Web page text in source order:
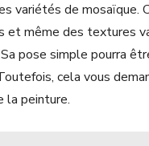
variétés de mosaïque.
et même des textures
pose simple pourra
cela vous
la peinture.